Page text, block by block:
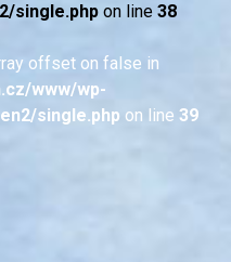
single.php on line 38
offset on false in
www/wp-
single.php on line 39